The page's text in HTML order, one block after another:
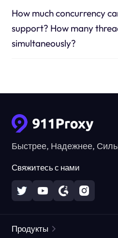
How much concurrency
support? How many
simultaneously?
Быстрее, Надежнее,
Свяжитесь с нами
Продукты